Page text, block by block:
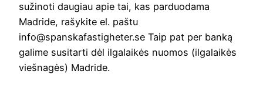
sužinoti daugiau apie tai, kas parduodama
Madride, rašykite el. paštu
info@spanskafastigheter.se Taip pat per banką
galime susitarti dėl ilgalaikės nuomos (ilgalaikės
viešnagės) Madride.